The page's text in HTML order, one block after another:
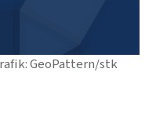
GeoPattern/stk